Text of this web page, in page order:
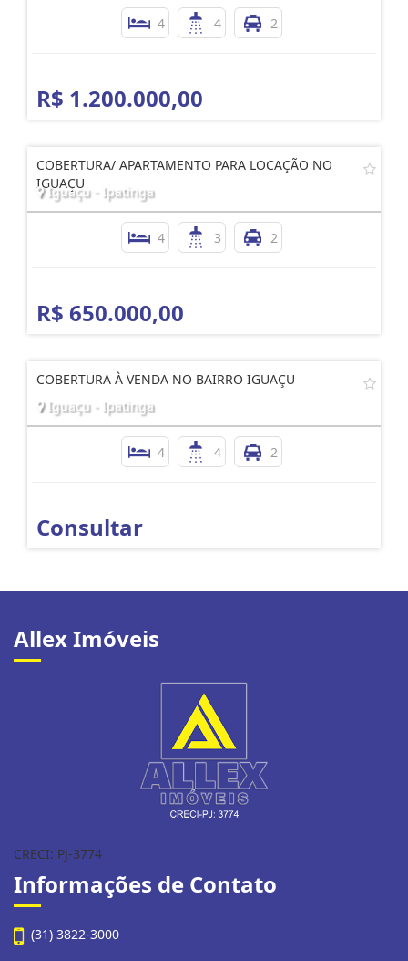
4 4 2
R$ 1.200.000,00
COBERTURA/ APARTAMENTO PARA LOCAÇÃO NO
IGUAÇU
Iguaçu - Ipatinga
4 3 2
R$ 650.000,00
COBERTURA À VENDA NO BAIRRO IGUAÇU
Iguaçu - Ipatinga
4 4 2
Consultar
Allex Imóveis
CRECI: PJ-3774
Informações de Contato
(31) 3822-3000